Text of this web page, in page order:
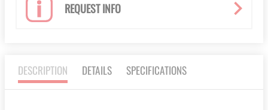
REQUEST INFO
DESCRIPTION DETAILS SPECIFICATIONS